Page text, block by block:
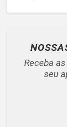
Receba
seu